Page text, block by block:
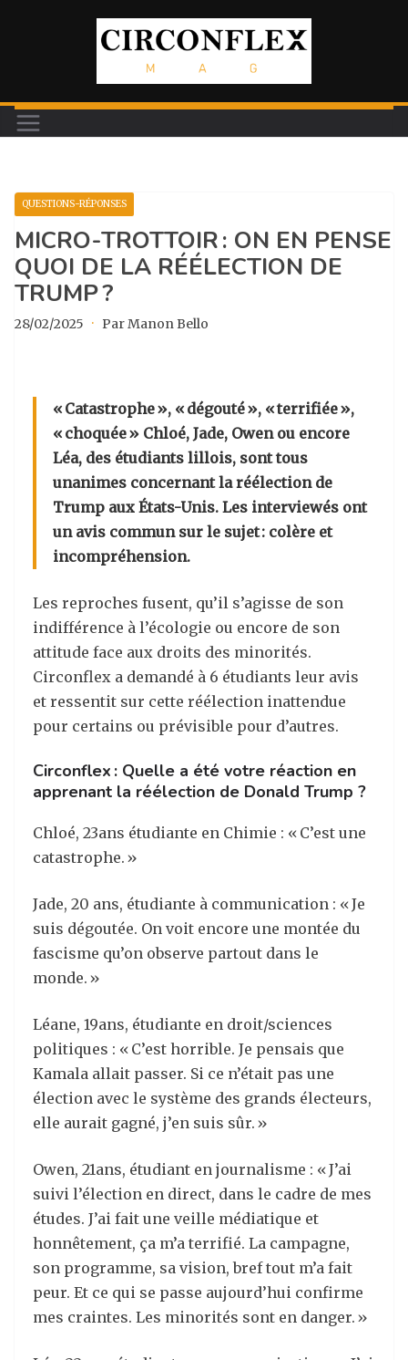
QUESTIONS-RÉPONSES
MICRO-TROTTOIR : ON EN PENSE
QUOI DE LA RÉÉLECTION DE
TRUMP ?
28/02/2025 · Par Manon Bello
« Catastrophe », « dégouté », « terrifiée »,
« choquée » Chloé, Jade, Owen ou encore
Léa, des étudiants lillois, sont tous
unanimes concernant la réélection de
Trump aux États-Unis. Les interviewés ont
un avis commun sur le sujet : colère et
incompréhension.
Les reproches fusent, qu’il s’agisse de son
indifférence à l’écologie ou encore de son
attitude face aux droits des minorités.
Circonflex a demandé à 6 étudiants leur avis
et ressentit sur cette réélection inattendue
pour certains ou prévisible pour d’autres.
Circonflex : Quelle a été votre réaction en
apprenant la réélection de Donald Trump ?
Chloé, 23ans étudiante en Chimie : « C’est une
catastrophe. »
Jade, 20 ans, étudiante à communication : « Je
suis dégoutée. On voit encore une montée du
fascisme qu’on observe partout dans le
monde. »
Léane, 19ans, étudiante en droit/sciences
politiques : « C’est horrible. Je pensais que
Kamala allait passer. Si ce n’était pas une
élection avec le système des grands électeurs,
elle aurait gagné, j’en suis sûr. »
Owen, 21ans, étudiant en journalisme : « J’ai
suivi l’élection en direct, dans le cadre de mes
études. J’ai fait une veille médiatique et
honnêtement, ça m’a terrifié. La campagne,
son programme, sa vision, bref tout m’a fait
peur. Et ce qui se passe aujourd’hui confirme
mes craintes. Les minorités sont en danger. »